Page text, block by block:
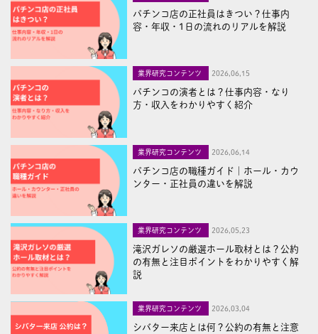
パチンコ店の正社員はきつい？仕事内
容・年収・1日の流れのリアルを解説
業界研究コンテンツ 2026,06,15
パチンコの演者とは？仕事内容・なり
方・収入をわかりやすく紹介
業界研究コンテンツ 2026,06,14
パチンコ店の職種ガイド｜ホール・カウ
ンター・正社員の違いを解説
業界研究コンテンツ 2026,05,23
滝沢ガレソの厳選ホール取材とは？公約
の有無と注目ポイントをわかりやすく解
説
業界研究コンテンツ 2026,03,04
シバター来店とは何？公約の有無と注意